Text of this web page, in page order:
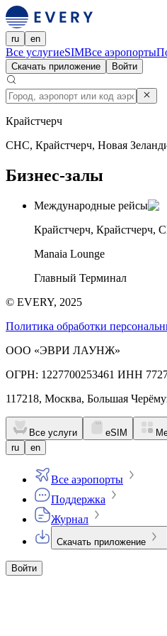
ru en
Все услугиeSIMВсе аэропорты
Скачать приложение Войти
Крайстчерч
CHC, Крайстчерч, Новая
Бизнес-залы
Международные рейсы
Крайстчерч, Крайстчерч,
Manaia Lounge
Главный Терминал
© EVERY, 2025
Политика обработки
ООО «ЭВРИ ЛАУНЖ»
ОГРН: 1227700253461 ИНН
117218, Москва, Большая
Все услуги eSIM
ru
en
Все аэропорты
Поддержка
Журнал
Скачать приложение
Войти